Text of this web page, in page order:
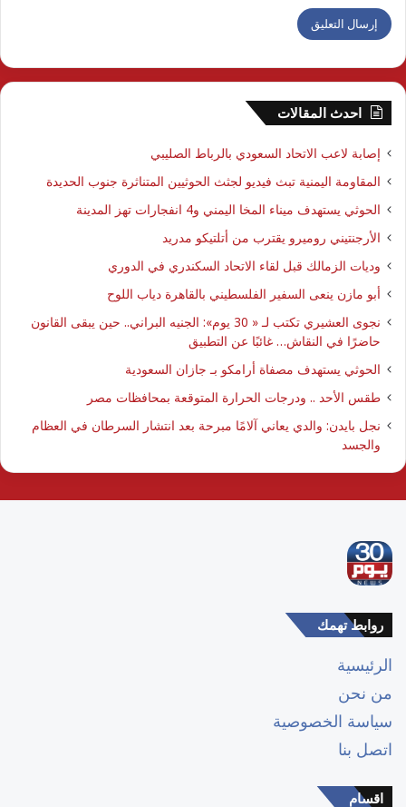
احدث المقالات
إصابة لاعب الاتحاد السعودي بالرباط الصليبي
المقاومة اليمنية تبث فيديو لجثث الحوثيين المتناثرة جنوب الحديدة
الحوثي يستهدف ميناء المخا اليمني و4 انفجارات تهز المدينة
الأرجنتيني روميرو يقترب من أتلتيكو مدريد
وديات الزمالك قبل لقاء الاتحاد السكندري في الدوري
أبو مازن ينعى السفير الفلسطيني بالقاهرة دياب اللوح
نجوى العشيري تكتب لـ « 30 يوم»: الجنيه البراني.. حين يبقى القانون
حاضرًا في النقاش… غائبًا عن التطبيق
الحوثي يستهدف مصفاة أرامكو بـ جازان السعودية
طقس الأحد .. ودرجات الحرارة المتوقعة بمحافظات مصر
نجل بايدن: والدي يعاني آلامًا مبرحة بعد انتشار السرطان في العظام
والجسد
روابط تهمك
الرئيسية
من نحن
سياسة الخصوصية
اتصل بنا
اقسام